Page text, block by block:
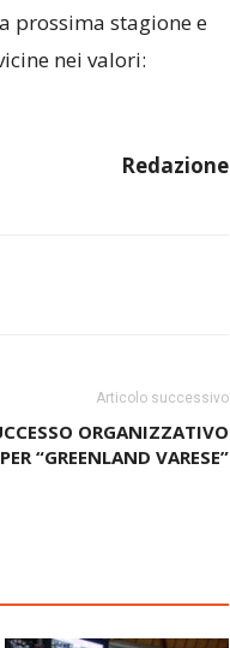
prossima stagione e
nei valori:
Redazione
Articolo successivo
ORGANIZZATIVO
PER “GREENLAND VARESE”